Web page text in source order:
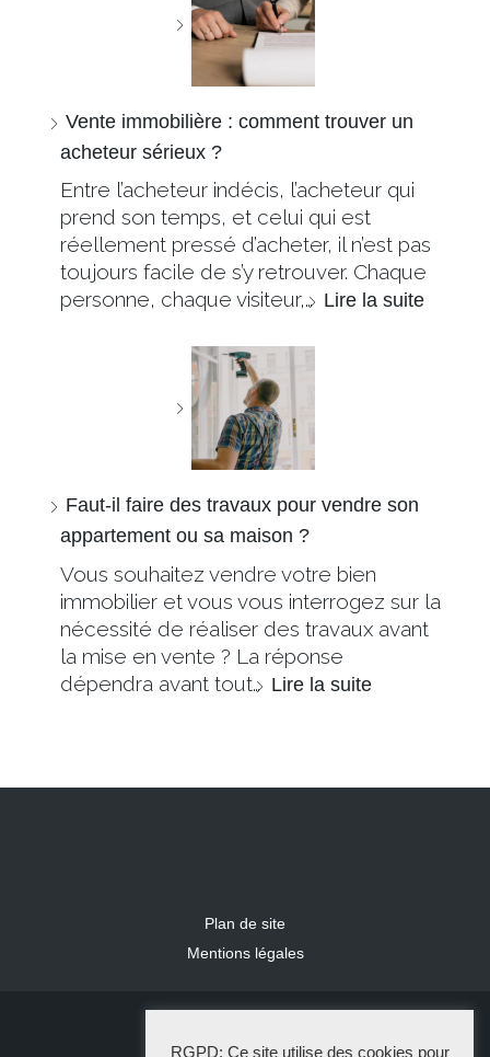
Vente immobilière : comment trouver un
acheteur sérieux ?
Entre l’acheteur indécis, l’acheteur qui
prend son temps, et celui qui est
réellement pressé d’acheter, il n’est pas
toujours facile de s’y retrouver. Chaque
personne, chaque visiteur,… Lire la suite
Faut-il faire des travaux pour vendre son
appartement ou sa maison ?
Vous souhaitez vendre votre bien
immobilier et vous vous interrogez sur la
nécessité de réaliser des travaux avant
la mise en vente ? La réponse
dépendra avant tout… Lire la suite
Plan de site
Mentions légales
RGPD: Ce site utilise des cookies pour